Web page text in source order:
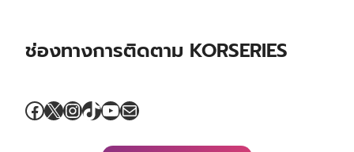
ช่องทางการติดตาม KORSERIES
Facebook
X Instagram
TikTok
YouTube
Mail